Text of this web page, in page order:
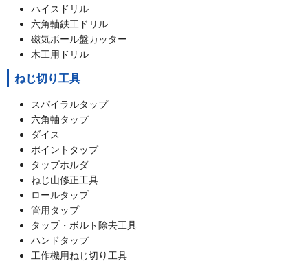
ハイスドリル
六角軸鉄工ドリル
磁気ボール盤カッター
木工用ドリル
ねじ切り工具
スパイラルタップ
六角軸タップ
ダイス
ポイントタップ
タップホルダ
ねじ山修正工具
ロールタップ
管用タップ
タップ・ボルト除去工具
ハンドタップ
工作機用ねじ切り工具